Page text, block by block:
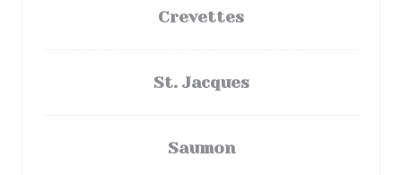
Crevettes
St. Jacques
Saumon